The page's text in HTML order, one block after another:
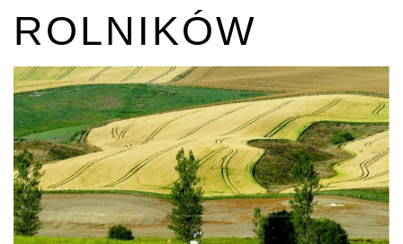
ROLNIKÓW